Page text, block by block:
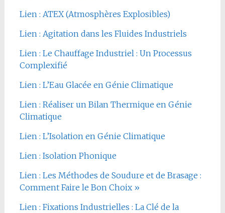
Lien : ATEX (Atmosphères Explosibles)
Lien : Agitation dans les Fluides Industriels
Lien : Le Chauffage Industriel : Un Processus
Complexifié
Lien : L’Eau Glacée en Génie Climatique
Lien : Réaliser un Bilan Thermique en Génie
Climatique
Lien : L’Isolation en Génie Climatique
Lien : Isolation Phonique
Lien : Les Méthodes de Soudure et de Brasage :
Comment Faire le Bon Choix »
Lien : Fixations Industrielles : La Clé de la